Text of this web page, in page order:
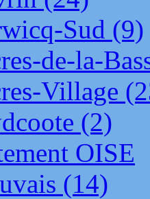
Sud (9)
de-la-
Village
(2)
OISE
(14)